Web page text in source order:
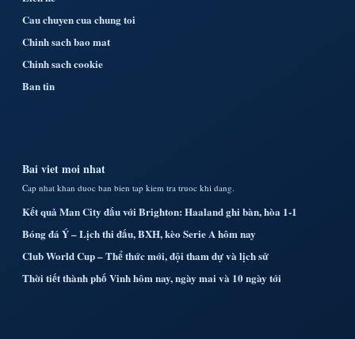
Cau chuyen cua chung toi
Chinh sach bao mat
Chinh sach cookie
Ban tin
Bai viet moi nhat
Cap nhat khan duoc ban bien tap kiem tra truoc khi dang.
Kết quả Man City đấu với Brighton: Haaland ghi bàn, hòa 1-1
Bóng đá Ý – Lịch thi đấu, BXH, kèo Serie A hôm nay
Club World Cup – Thể thức mới, đội tham dự và lịch sử
Thời tiết thành phố Vinh hôm nay, ngày mai và 10 ngày tới